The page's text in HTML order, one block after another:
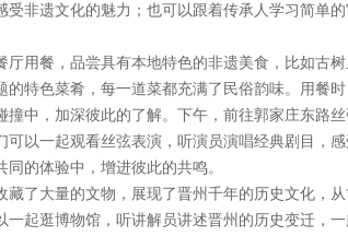
非遗文化的魅力；也可以跟着传承人学习简单
厅用餐，品尝具有本地特色的非遗美食，比如古
的特色菜肴，每一道菜都充满了民俗韵味。用餐
撞中，加深彼此的了解。下午，前往郭家庄东路
可以一起观看丝弦表演，听演员演唱经典剧目，
的体验中，增进彼此的共鸣。
藏了大量的文物，展现了晋州千年的历史文化，
一起逛博物馆，听讲解员讲述晋州的历史变迁，